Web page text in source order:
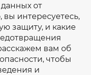
от
интересуетесь,
защиту, и какие
вам об
чтобы
и